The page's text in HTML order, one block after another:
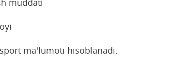
muddati
ma'lumoti hisoblanadi.